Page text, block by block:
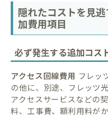
隠れたコストを見
加費用項目
必ず発生する追加コス
アクセス回線費用 フレッ
の他に、別途、フレッツ
アクセスサービスなどの
料、工事費、額利用料が